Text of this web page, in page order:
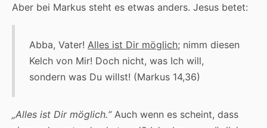
Aber bei Markus steht es etwas anders. Jesus betet:
Abba, Vater! Alles ist Dir möglich; nimm diesen
Kelch von Mir! Doch nicht, was Ich will,
sondern was Du willst! (Markus 14,36)
„Alles ist Dir möglich.“Auch wenn es scheint, dass